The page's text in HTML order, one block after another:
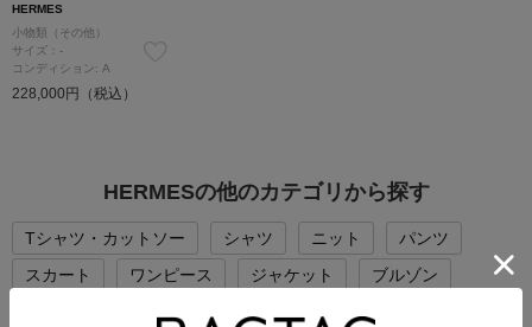
HERMES
小物類（その他）
サイズ：-
コンディション: A
228,000円（税込）
HERMESの他のカテゴリから探す
Tシャツ・カットソー シャツ ニット
パンツ
スカート
ワンピース ジャケット
ブルゾン